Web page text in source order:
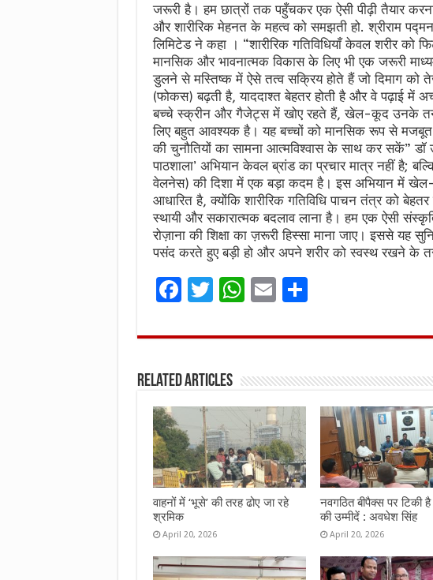
जरूरी है। हम छात्रों तक पहुँचकर एक ऐसी पीढ़ी तैयार
और शारीरिक मेहनत के महत्व को समझती हो. श्रीराम
लिमिटेड ने कहा । “शारीरिक गतिविधियाँ केवल शरीर को
मानसिक और भावनात्मक विकास के लिए भी एक जरूरी
डुलने से मस्तिष्क में ऐसे तत्व सक्रिय होते हैं जो दिमाग को
(फोकस) बढ़ती है, याददाश्त बेहतर होती है और वे पढ़ाई में
बच्चे स्क्रीन और गैजेट्स में खोए रहते हैं, खेल-कूद उनके
लिए बहुत आवश्यक है। यह बच्चों को मानसिक रूप से
की चुनौतियों का सामना आत्मविश्वास के साथ कर सकें” डॉ
पाठशाला’ अभियान केवल ब्रांड का प्रचार मात्र नहीं है;
वेलनेस) की दिशा में एक बड़ा कदम है। इस अभियान में खेल-
आधारित है, क्योंकि शारीरिक गतिविधि पाचन तंत्र को
स्थायी और सकारात्मक बदलाव लाना है। हम एक ऐसी
रोज़ाना की शिक्षा का ज़रूरी हिस्सा माना जाए। इससे यह
पसंद करते हुए बड़ी हो और अपने शरीर को स्वस्थ रखने के
F
ce
o
o
k
T
it
r
W
at
A
p
p
E
ai
S
ar
Related Articles
वाहनों में ‘भूसे’ की तरह ढोए जा रहे
श्रमिक
April 20, 2026
नवगठित बीपैक्स पर टिकी है
की उम्मीदें : अवधेश सिंह
April 20, 2026